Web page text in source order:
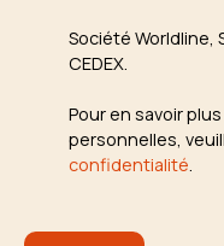
Société Worldline,
CEDEX.
Pour en savoir
personnelles,
confidentialité